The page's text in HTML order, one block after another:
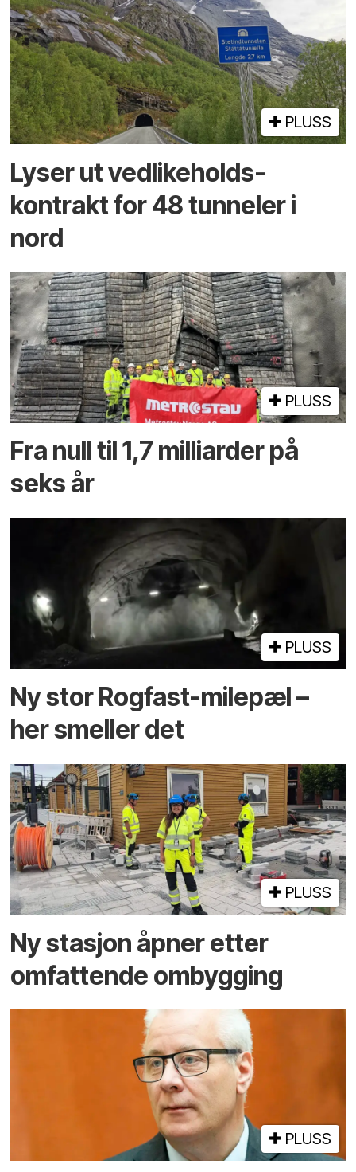
PLUSS
Lyser ut vedlikeholds­
kontrakt for 48 tunneler i
nord
PLUSS
Fra null til 1,7 milliarder på
seks år
PLUSS
Ny stor Rogfast-milepæl –
her smeller det
PLUSS
Ny stasjon åpner etter
omfattende ombygging
PLUSS